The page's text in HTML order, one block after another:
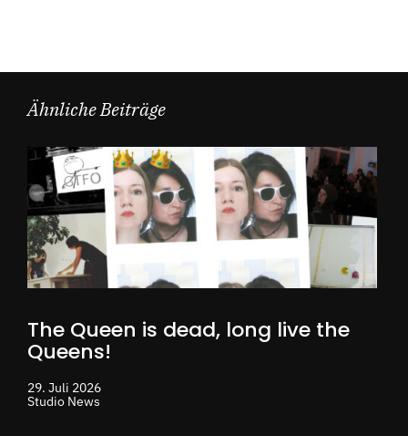
Ähnliche Beiträge
The Queen is dead, long live the
Queens!
29. Juli 2026
Studio News